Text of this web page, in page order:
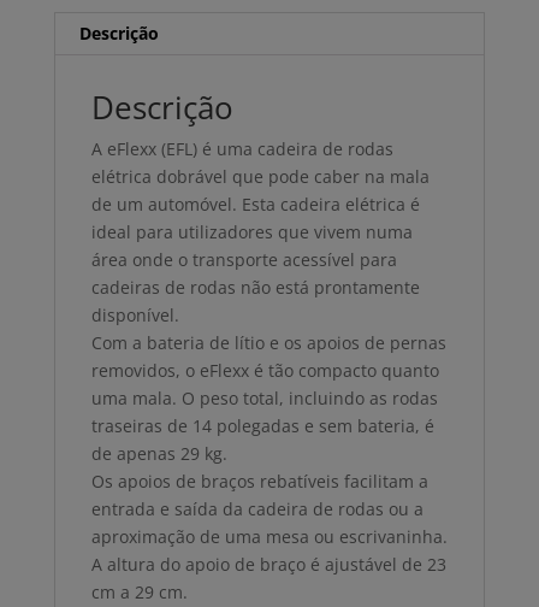
Descrição
Descrição
A eFlexx (EFL) é uma cadeira de rodas
elétrica dobrável que pode caber na mala
de um automóvel. Esta cadeira elétrica é
ideal para utilizadores que vivem numa
área onde o transporte acessível para
cadeiras de rodas não está prontamente
disponível.
Com a bateria de lítio e os apoios de pernas
removidos, o eFlexx é tão compacto quanto
uma mala. O peso total, incluindo as rodas
traseiras de 14 polegadas e sem bateria, é
de apenas 29 kg.
Os apoios de braços rebatíveis facilitam a
entrada e saída da cadeira de rodas ou a
aproximação de uma mesa ou escrivaninha.
A altura do apoio de braço é ajustável de 23
cm a 29 cm.